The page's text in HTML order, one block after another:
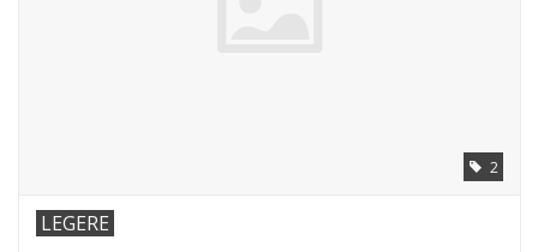
2
LEGERE